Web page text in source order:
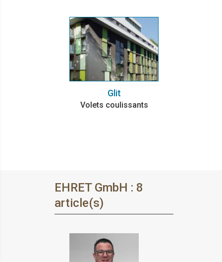
Glit
Volets coulissants
EHRET GmbH : 8
article(s)